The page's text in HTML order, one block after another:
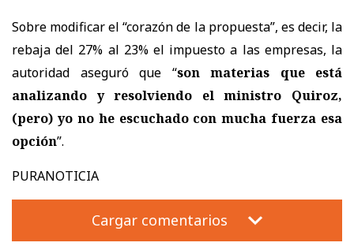
Sobre modificar el “corazón de la propuesta”, es decir, la
rebaja del 27% al 23% el impuesto a las empresas, la
autoridad aseguró que “son materias que está
analizando y resolviendo el ministro Quiroz,
(pero) yo no he escuchado con mucha fuerza esa
opción”.
PURANOTICIA
Cargar comentarios